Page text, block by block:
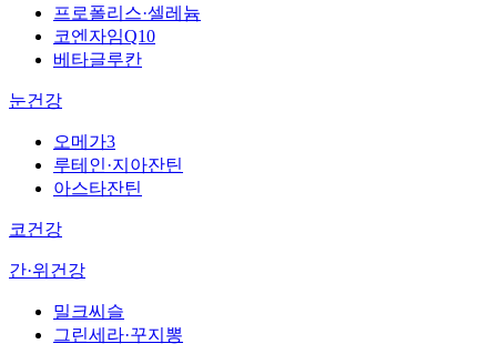
프로폴리스·셀레늄
코엔자임Q10
베타글루칸
눈건강
오메가3
루테인·지아잔틴
아스타잔틴
코건강
간·위건강
밀크씨슬
그린세라·꾸지뽕